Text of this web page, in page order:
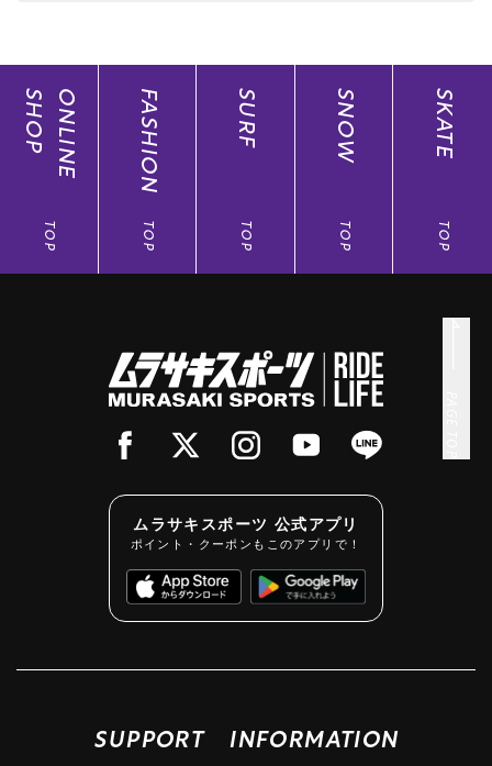
ONLINE
SHOP
TOP
FASHION
TOP
SURF
TOP
SNOW
TOP
SKATE
TOP
ムラサキスポーツ 公式アプリ
ポイント・クーポンもこのアプリで！
SUPPORT INFORMATION